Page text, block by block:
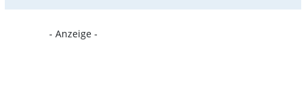
- Anzeige -